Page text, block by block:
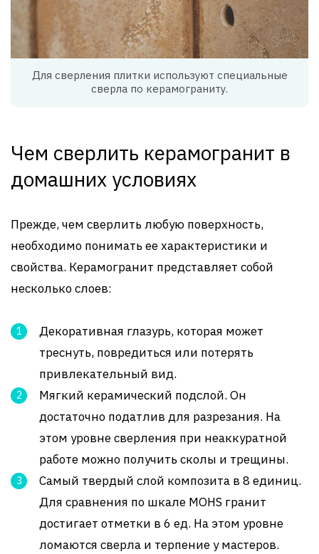
Для сверления плитки используют специальные
сверла по керамограниту.
Чем сверлить керамогранит в
домашних условиях
Прежде, чем сверлить любую поверхность,
необходимо понимать ее характеристики и
свойства. Керамогранит представляет собой
несколько слоев:
Декоративная глазурь, которая может
треснуть, повредиться или потерять
привлекательный вид.
Мягкий керамический подслой. Он
достаточно податлив для разрезания. На
этом уровне сверления при неаккуратной
работе можно получить сколы и трещины.
Самый твердый слой композита в 8 единиц.
Для сравнения по шкале MOHS гранит
достигает отметки в 6 ед. На этом уровне
ломаются сверла и терпение у мастеров.